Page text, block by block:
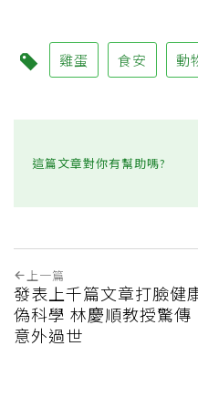
雞蛋 食安 動
這篇文章對你有幫助嗎?
上一篇
發表上千篇文章打臉健
偽科學 林慶順教授驚傳
意外過世